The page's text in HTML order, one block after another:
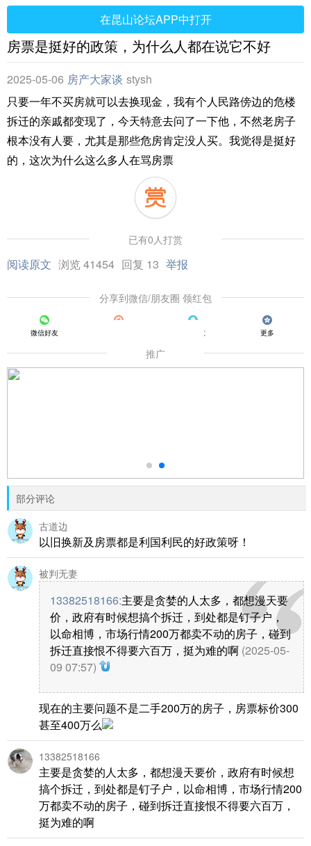
在昆山论坛APP中打开
房票是挺好的政策，为什么人都在说它不好
2025-05-06 房产大家谈 stysh
只要一年不买房就可以去换现金，我有个人民路傍边的危楼
拆迁的亲戚都变现了，今天特意去问了一下他，不然老房子
根本没有人要，尤其是那些危房肯定没人买。我觉得是挺好
的，这次为什么这么多人在骂房票
已有0人打赏
阅读原文 浏览 41454 回复 13 举报
分享到微信/朋友圈 领红包
微信好友 QQ好友 更多
推广
部分评论
古道边
以旧换新及房票都是利国利民的好政策呀！
被判无妻
13382518166:主要是贪婪的人太多，都想漫天要
价，政府有时候想搞个拆迁，到处都是钉子户，
以命相博，市场行情200万都卖不动的房子，碰到
拆迁直接恨不得要六百万，挺为难的啊 (2025-05-
09 07:57)
现在的主要问题不是二手200万的房子，房票标价300
甚至400万么
13382518166
主要是贪婪的人太多，都想漫天要价，政府有时候想
搞个拆迁，到处都是钉子户，以命相博，市场行情200
万都卖不动的房子，碰到拆迁直接恨不得要六百万，
挺为难的啊